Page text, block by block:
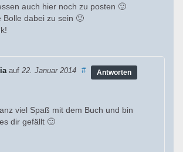
auch hier noch zu posten 🙂
Bolle dabei zu sein 🙂
auf 22. Januar 2014 # Antworten
viel Spaß mit dem Buch und bin
dir gefällt 🙂